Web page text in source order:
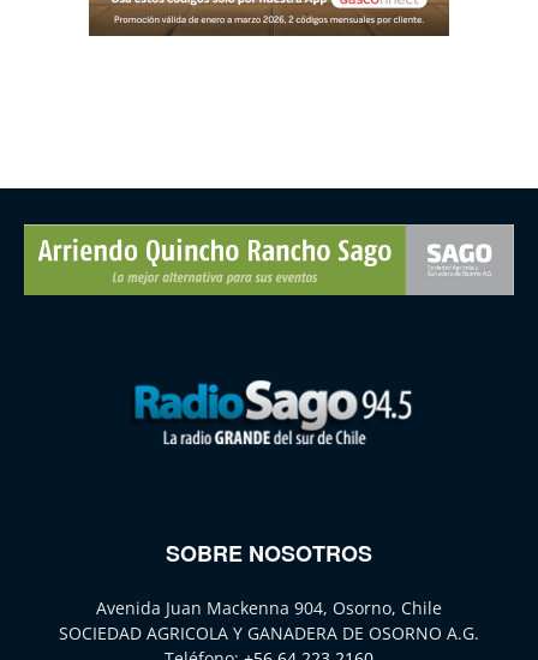
SOBRE NOSOTROS
Avenida Juan Mackenna 904, Osorno, Chile
SOCIEDAD AGRICOLA Y GANADERA DE OSORNO A.G.